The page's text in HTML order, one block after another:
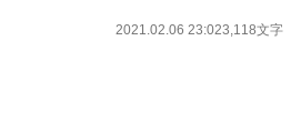
2021.02.06 23:023,118文字